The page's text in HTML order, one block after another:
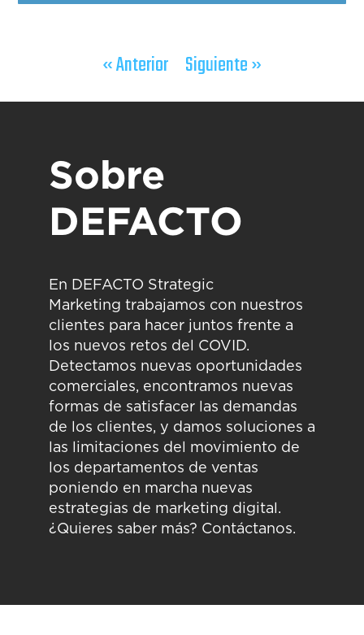
« Anterior Siguiente »
Sobre
DEFACTO
En DEFACTO Strategic
Marketing trabajamos con nuestros
clientes para hacer juntos frente a
los nuevos retos del COVID.
Detectamos nuevas oportunidades
comerciales, encontramos nuevas
formas de satisfacer las demandas
de los clientes, y damos soluciones a
las limitaciones del movimiento de
los departamentos de ventas
poniendo en marcha nuevas
estrategias de marketing digital.
¿Quieres saber más? Contáctanos.